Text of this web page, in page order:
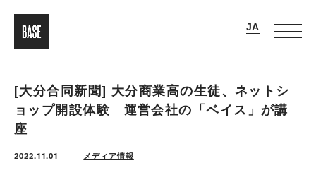
[大分合同新聞] 大分商業高の生徒、ネットシ
ョップ開設体験 運営会社の「ベイス」が講
座
2022.11.01 メディア情報